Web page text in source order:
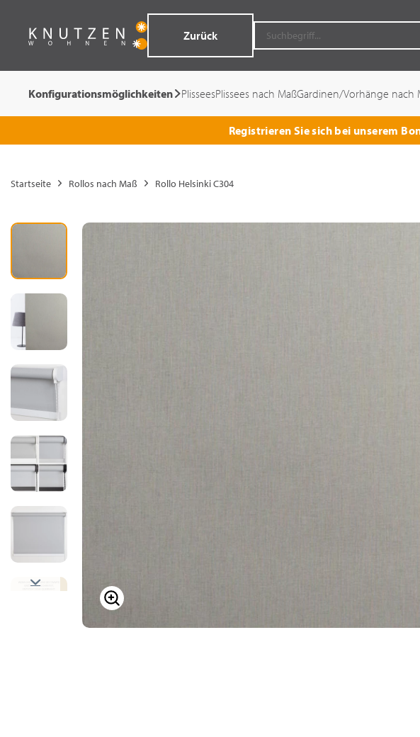
Zurück
Konfigurationsmöglichkeiten PlisseesPlissees nach MaßGardinen/Vorhänge nach
Registrieren Sie sich bei unserem
Startseite Rollos nach Maß Rollo Helsinki C304